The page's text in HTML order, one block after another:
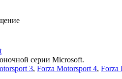
серии Microsoft.
3, Forza Motorsport 4, Forza